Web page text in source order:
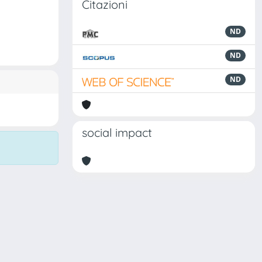
Citazioni
ND
ND
ND
social impact